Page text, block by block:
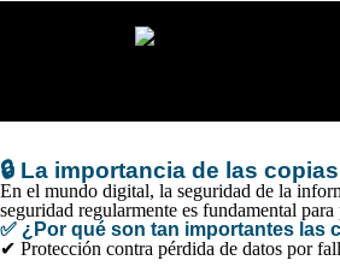
🔒 La importancia de las
En el mundo digital, la seguridad de la
seguridad regularmente es fundamental
✅ ¿Por qué son tan importantes las
✔ Protección contra pérdida de datos por